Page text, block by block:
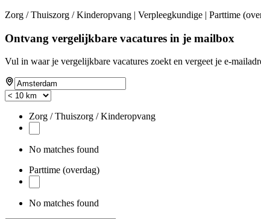
Zorg / Thuiszorg / Kinderopvang | Verpleegkundige | Parttime
Ontvang vergelijkbare vacatures in je mailbox
Vul in waar je vergelijkbare vacatures zoekt en vergeet je e-
Zorg / Thuiszorg / Kinderopvang
No matches found
Parttime (overdag)
No matches found